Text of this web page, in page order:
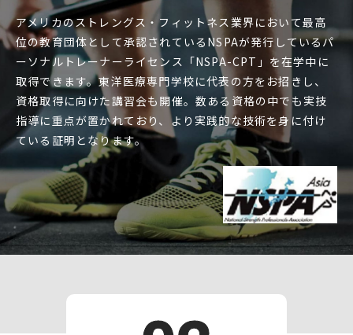
アメリカのストレングス・フィットネス業界において最高
位の教育団体として承認されているNSPAが発行しているパ
ーソナルトレーナーライセンス「NSPA-CPT」を在学中に
取得できます。東洋医療専門学校に代表の方をお招きし、
資格取得に向けた講習会も開催。数ある資格の中でも実技
指導に重点が置かれており、より実践的な技術を身に付け
ている証明となります。